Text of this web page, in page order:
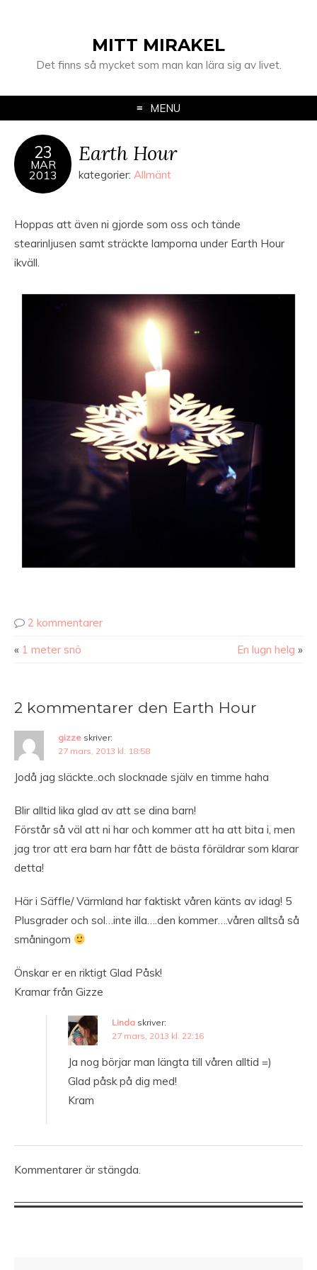
MITT MIRAKEL
Det finns så mycket som man kan lära sig av livet.
MENU
23
MAR
2013
Earth Hour
kategorier: Allmänt
Hoppas att även ni gjorde som oss och tände
stearinljusen samt sträckte lamporna under Earth Hour
ikväll.
2 kommentarer
« 1 meter snö En lugn helg »
2 kommentarer den Earth Hour
gizze skriver:
27 mars, 2013 kl. 18:58
Jodå jag släckte..och slocknade själv en timme haha
Blir alltid lika glad av att se dina barn!
Förstår så väl att ni har och kommer att ha att bita i, men
jag tror att era barn har fått de bästa föräldrar som klarar
detta!
Här i Säffle/ Värmland har faktiskt våren känts av idag! 5
Plusgrader och sol…inte illa….den kommer….våren alltså så
småningom
Önskar er en riktigt Glad Påsk!
Kramar från Gizze
Linda skriver:
27 mars, 2013 kl. 22:16
Ja nog börjar man längta till våren alltid =)
Glad påsk på dig med!
Kram
Kommentarer är stängda.